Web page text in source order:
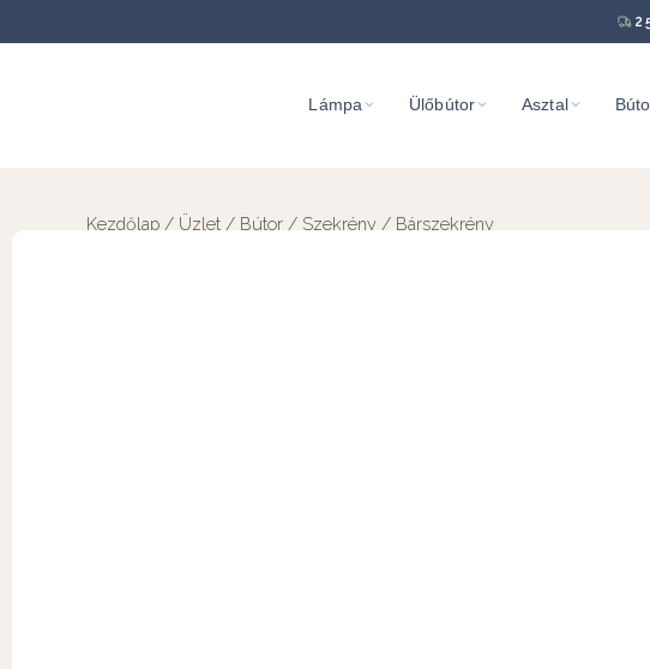
Lámpa Ülőbútor Asztal
Kezdőlap / Üzlet / Bútor / Szekrény / Bárszekrény